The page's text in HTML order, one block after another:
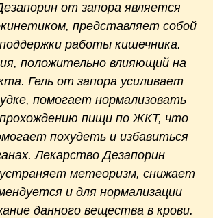
от запора является
представляет собой
работы кишечника.
положительно влияющий на
Гель от запора усиливает
помогает нормализовать
пищи по ЖКТ, что
похудеть и избавиться
Лекарство Дезапорин
метеоризм, снижает
и для нормализации
данного вещества в крови.